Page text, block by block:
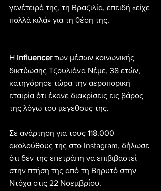
γενέτειρά της, τη Βραζιλία, επειδή «είχε
πολλά κιλά» για τη θέση της.
Η influencer των μέσων κοινωνικής
δικτύωσης Τζουλιάνα Νέμε, 38 ετών,
κατηγόρησε τώρα την αεροπορική
εταιρία ότι έκανε διακρίσεις εις βάρος
της λόγω του μεγέθους της.
Σε ανάρτηση για τους 118.000
ακολούθους της στο Instagram, δήλωσε
ότι δεν της επετράπη να επιβιβαστεί
στην πτήση της από τη Βηρυτό στην
Ντόχα στις 22 Νοεμβρίου.